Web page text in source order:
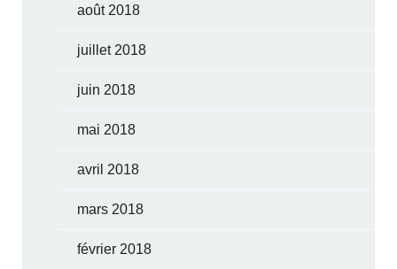
août 2018
juillet 2018
juin 2018
mai 2018
avril 2018
mars 2018
février 2018